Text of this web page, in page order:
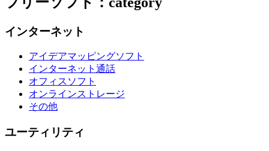
インターネット
アイデアマッピングソフト
インターネット通話
オフィスソフト
オンラインストレージ
その他
ユーティリティ